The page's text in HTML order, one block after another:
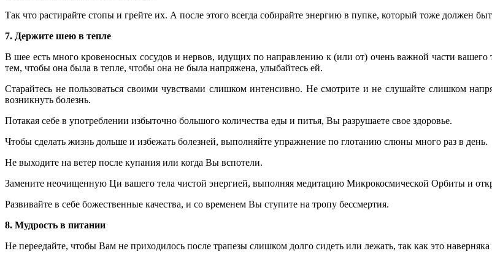
Так что растирайте стопы и грейте их. А после этого всегда собирайте энергию в пупке, который тоже должен
7. Держите шею в тепле
В шее есть много кровеносных сосудов и нервов, идущих по направлению к (или от) очень важной части
тем, чтобы она была в тепле, чтобы она не была напряжена, улыбайтесь ей.
Старайтесь не пользоваться своими чувствами слишком интенсивно. Не смотрите и не слушайте слишком
возникнуть болезнь.
Потакая себе в употреблении избыточно большого количества еды и питья, Вы разрушаете свое здоровье.
Чтобы сделать жизнь дольше и избежать болезней, выполняйте упражнение по глотанию слюны много раз в день.
Не выходите на ветер после купания или когда Вы вспотели.
Замените неочищенную Ци вашего тела чистой энергией, выполняя медитацию Микрокосмической Орбиты и
Развивайте в себе божественные качества, и со временем Вы ступите на тропу бессмертия.
8. Мудрость в питании
Не переедайте, чтобы Вам не приходилось после трапезы слишком долго сидеть или лежать, так как это